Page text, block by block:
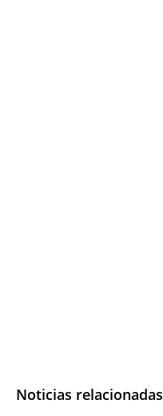
Noticias relacionadas